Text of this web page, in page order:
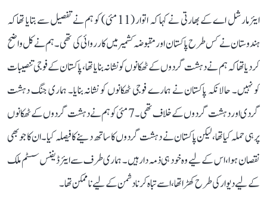
ایئر مارشل اے کے بھارتی نے کہا کہ اتوار (11 مئی) کو ہم نے تفصیل سے بتایا تھا کہ
ہندوستان نے کس طرح پاکستان اور مقبوضہ کشمیر میں کارروائی کی تھی۔ ہم نے کل واضح
کر دیا تھا کہ ہم نے دہشت گردوں کے ٹھکانوں کو نشانہ بنایا تھا، پاکستان کے فوجی تنصیبات
کو نہیں۔ حالانکہ پاکستان نے ہمارے فوجی ٹھکانوں کو نشانہ بنایا۔ ہماری جنگ دہشت
گردی اور دہشت گردوں کے خلاف تھی۔ 7 مئی کو ہم نے دہشت گردوں کے ٹھکانوں
پر ہی حملہ کیا تھا، لیکن پاکستان نے دہشت گردوں کا ساتھ دینے کا فیصلہ کیا۔ ان کا جو بھی
نقصان ہوا، اس کے لیے وہ خود ہی ذمہ دار ہیں۔ ہماری طرف سے ایئر ڈیفنس سسٹم ملک
کے لیے دیوار کی طرح کھڑا تھا، اسے تباہ کرنا دشمن کے لیے ناممکن تھا۔